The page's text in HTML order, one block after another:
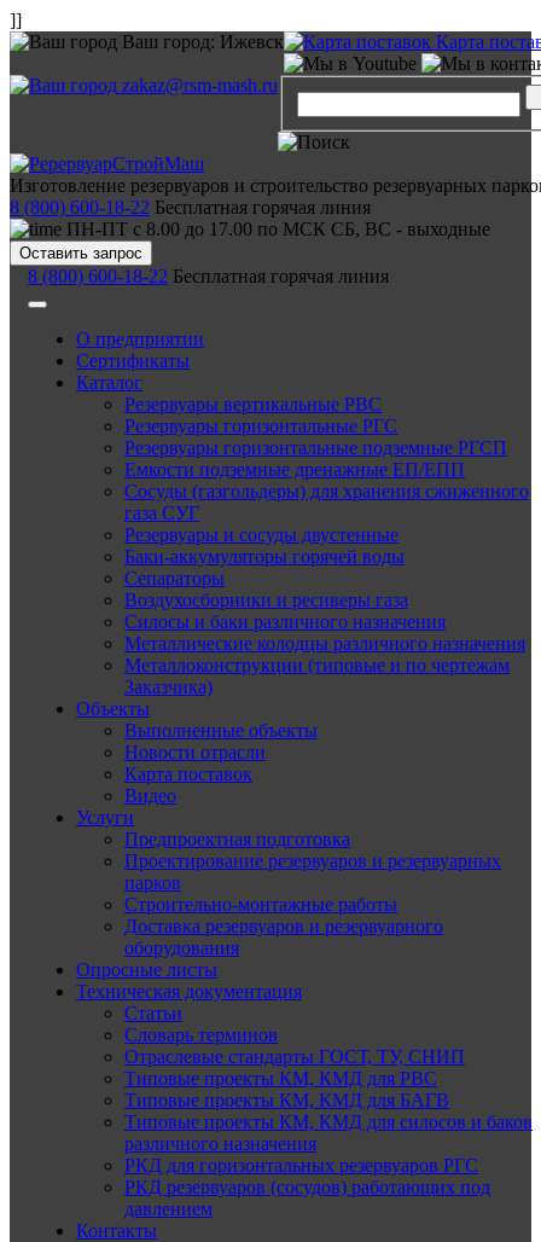
]]
Ваш город: Ижевск Карта
zakaz@rsm-mash.ru
Изготовление резервуаров и строительство резервуарных
8 (800) 600-18-22 Бесплатная горячая линия
ПН-ПТ с 8.00 до 17.00 по МСК СБ, ВС - выходные
Оставить запрос
8 (800) 600-18-22 Бесплатная горячая линия
О предприятии
Сертификаты
Каталог
Резервуары вертикальные РВС
Резервуары горизонтальные РГС
Резервуары горизонтальные подземные РГСП
Емкости подземные дренажные ЕП/ЕПП
Сосуды (газгольдеры) для хранения сжиженного
газа СУГ
Резервуары и сосуды двустенные
Баки-аккумуляторы горячей воды
Сепараторы
Воздухосборники и ресиверы газа
Силосы и баки различного назначения
Металлические колодцы различного назначения
Металлоконструкции (типовые и по чертежам
Заказчика)
Объекты
Выполненные объекты
Новости отрасли
Карта поставок
Видео
Услуги
Предпроектная подготовка
Проектирование резервуаров и резервуарных
парков
Строительно-монтажные работы
Доставка резервуаров и резервуарного
оборудования
Опросные листы
Техническая документация
Статьи
Словарь терминов
Отраслевые стандарты ГОСТ, ТУ, СНИП
Типовые проекты КМ, КМД для РВС
Типовые проекты КМ, КМД для БАГВ
Типовые проекты КМ, КМД для силосов и баков
различного назначения
РКД для горизонтальных резервуаров РГС
РКД резервуаров (сосудов) работающих под
давлением
Контакты